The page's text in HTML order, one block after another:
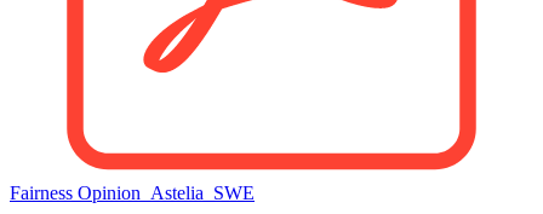
Fairness Opinion_Astelia_SWE